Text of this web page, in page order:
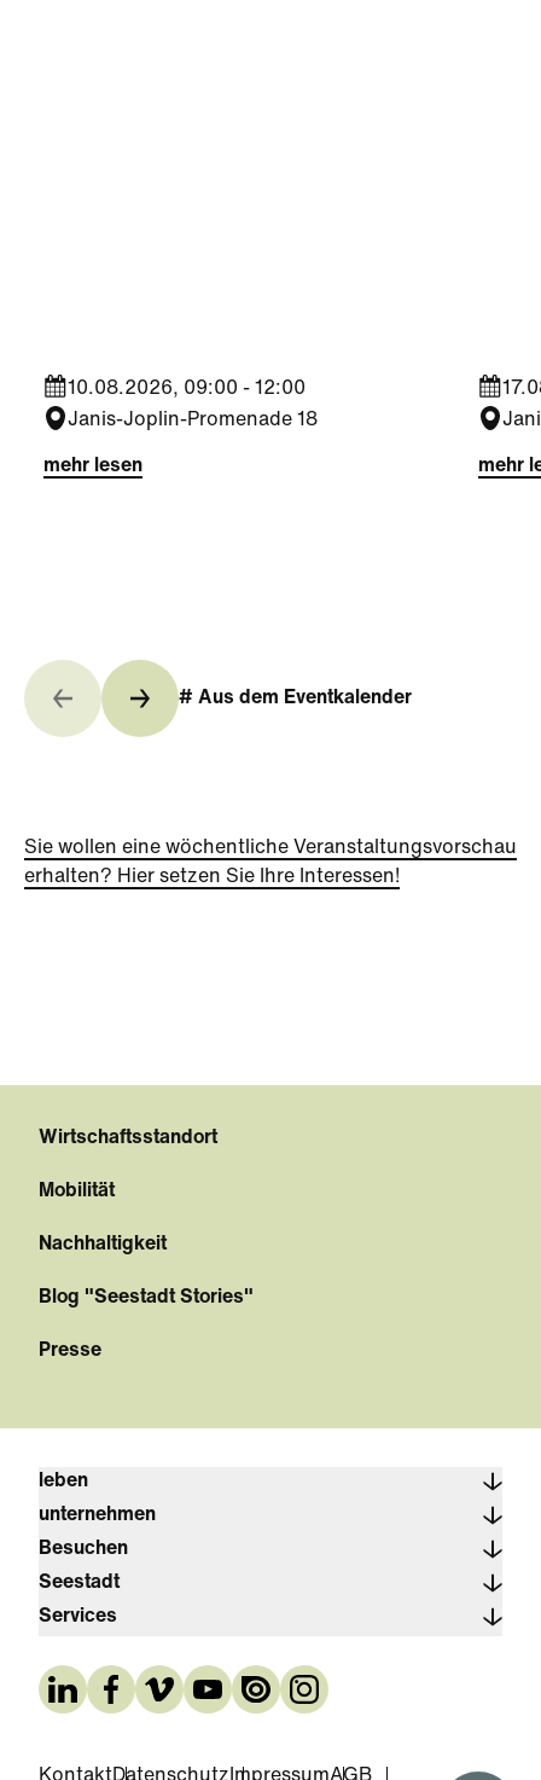
10.08.2026, 09:00 - 12:00
Janis-Joplin-Promenade 18
mehr lesen mehr
# Aus dem Eventkalender
Sie wollen eine wöchentliche Veranstaltungsvorschau
erhalten? Hier setzen Sie Ihre Interessen!
Wirtschaftsstandort
Mobilität
Nachhaltigkeit
Blog "Seestadt Stories"
Presse
leben
unternehmen
Besuchen
Seestadt
Services